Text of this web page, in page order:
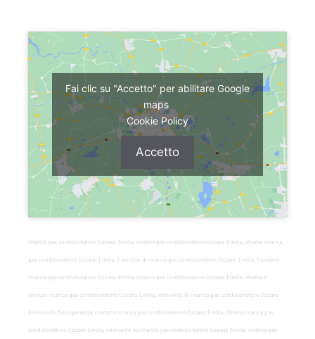
Fai clic su "Accetto" per abilitare Google
maps
Cookie Policy
Accetto
ricarica gas condizionatore Ozzano Emilia, ricarica-gas-condizionatore-Ozzano Emilia, chiama ricarica
gas condizionatore Ozzano Emilia, il servizio di ricarica gas condizionatore Ozzano Emilia, forniamo
ricarica gas condizionatore Ozzano Emilia, ricarica gas condizionatore Ozzano Emilia, chiama il
servizio ricarica gas condizionatore Ozzano Emilia, intervento di ricarica gas condizionatore Ozzano
Emilia solo fuori garanzia, contatta ricarica gas condizionatore Ozzano Emilia, chiama ricarica gas
condizionatore Ozzano Emilia, intervento su ricarica gas condizionatore Ozzano Emilia, ricarica-gas-